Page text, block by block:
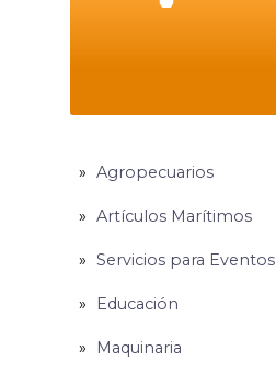
Agropecuarios
Artículos Marítimos
Servicios para Eventos
Educación
Maquinaria